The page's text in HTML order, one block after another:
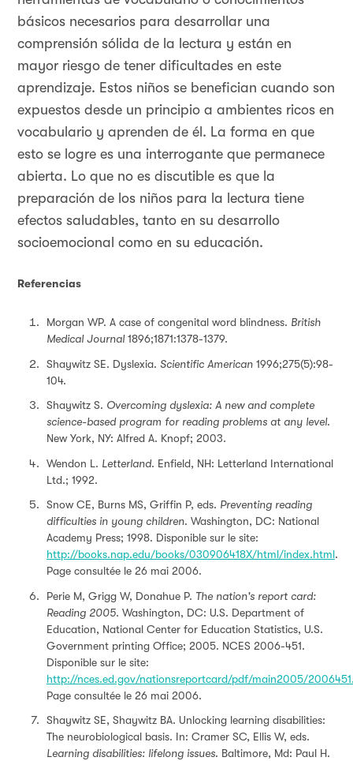
básicos necesarios para desarrollar una
comprensión sólida de la lectura y están en
mayor riesgo de tener dificultades en este
aprendizaje. Estos niños se benefician cuando son
expuestos desde un principio a ambientes ricos en
vocabulario y aprenden de él. La forma en que
esto se logre es una interrogante que permanece
abierta. Lo que no es discutible es que la
preparación de los niños para la lectura tiene
efectos saludables, tanto en su desarrollo
socioemocional como en su educación.
Referencias
Morgan WP. A case of congenital word blindness. British
Medical Journal1896;1871:1378-1379.
Shaywitz SE. Dyslexia. Scientific American 1996;275(5):98-
104.
Shaywitz S. Overcoming dyslexia: A new and complete
science-based program for reading problems at any level.
New York, NY: Alfred A. Knopf; 2003.
Wendon L. Letterland. Enfield, NH: Letterland International
Ltd.; 1992.
Snow CE, Burns MS, Griffin P, eds. Preventing reading
difficulties in young children. Washington, DC: National
Academy Press; 1998. Disponible sur le site:
http://books.nap.edu/books/030906418X/html/index.html.
Page consultée le 26 mai 2006.
Perie M, Grigg W, Donahue P. The nation's report card:
Reading 2005. Washington, DC: U.S. Department of
Education, National Center for Education Statistics, U.S.
Government printing Office; 2005. NCES 2006-451.
Disponible sur le site:
http://nces.ed.gov/nationsreportcard/pdf/main2005/
Page consultée le 26 mai 2006.
Shaywitz SE, Shaywitz BA. Unlocking learning disabilities:
The neurobiological basis. In: Cramer SC, Ellis W, eds.
Learning disabilities: lifelong issues. Baltimore, Md: Paul H.